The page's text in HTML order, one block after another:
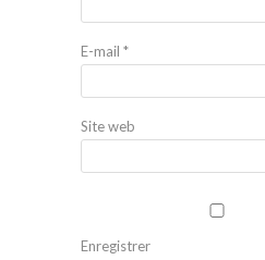
E-mail *
Site web
Enregistrer